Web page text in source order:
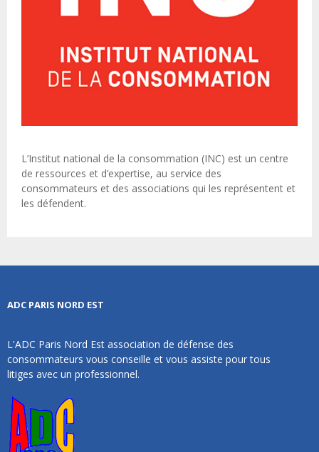
L’Institut national de la consommation (INC) est un centre
de ressources et d’expertise, au service des
consommateurs et des associations qui les représentent et
les défendent.
ADC PARIS NORD EST
L'ADC Paris Nord Est association de défense des
consommateurs vous conseille et vous assiste pour tous
litiges avec un professionnel.